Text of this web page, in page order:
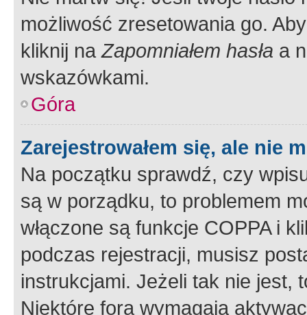
możliwość zresetowania go.
kliknij naZapomniałem hasła a
wskazówkami.
Góra
Zarejestrowałem się, ale nie
Na początku sprawdź, czy
są w porządku, to problemem
włączone są funkcje COPPA i
podczas rejestracji, musisz
instrukcjami. Jeżeli tak nie jest,
Niektóre fora wymagają